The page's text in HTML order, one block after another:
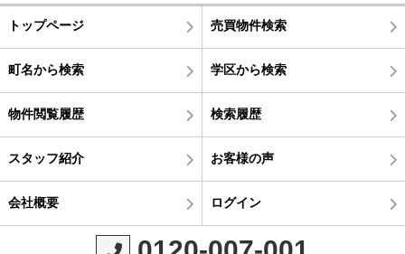
トップページ 売買物件検索
町名から検索 学区から検索
物件閲覧履歴 検索履歴
スタッフ紹介 お客様の声
会社概要 ログイン